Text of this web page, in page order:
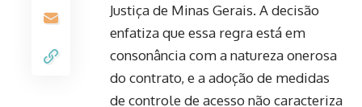
Justiça de Minas Gerais. A decisão
enfatiza que essa regra está em
consonância com a natureza onerosa
do contrato, e a adoção de medidas
de controle de acesso não caracteriza